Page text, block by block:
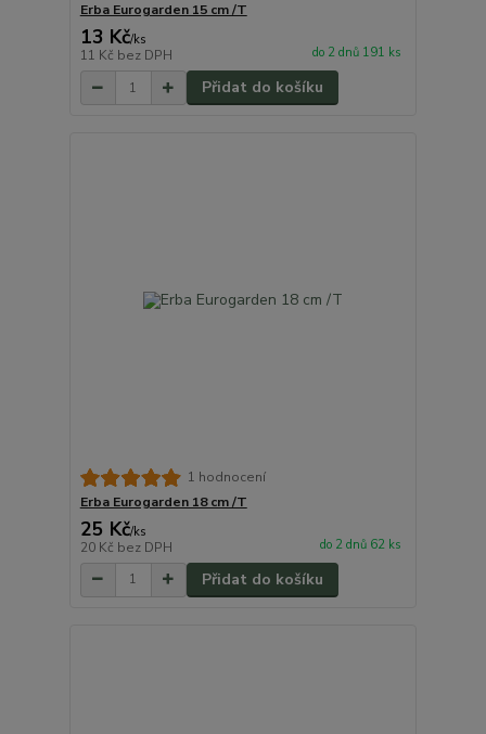
Erba Eurogarden 15 cm /T
13 Kč/ks
11 Kč bez DPH do 2 dnů 191 ks
Přidat do košíku
1 hodnocení
Erba Eurogarden 18 cm /T
25 Kč/ks
20 Kč bez DPH do 2 dnů 62 ks
Přidat do košíku